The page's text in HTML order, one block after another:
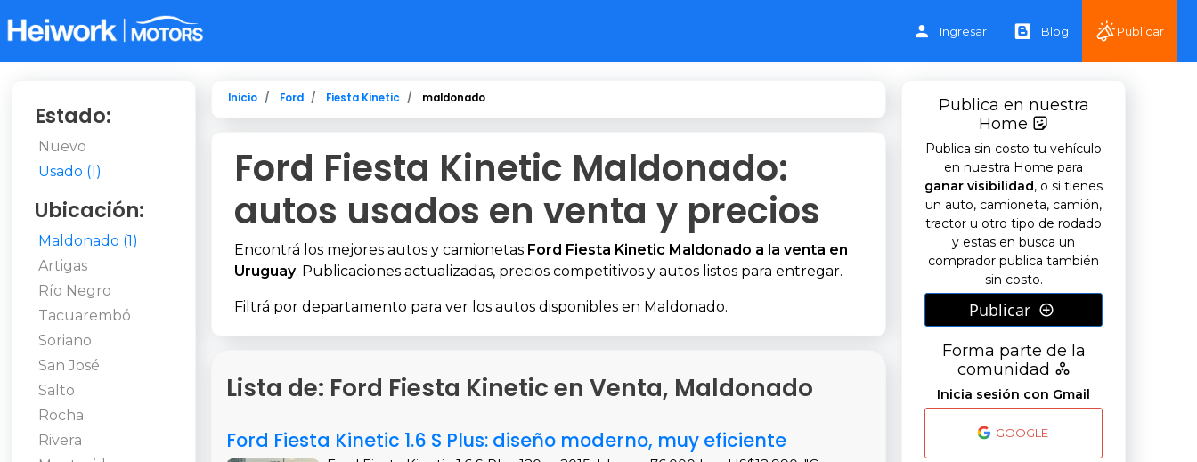
Ingresar Blog Publicar
Estado:
Nuevo
Usado (1)
Ubicación:
Maldonado (1)
Artigas
Río Negro
Tacuarembó
Soriano
San José
Salto
Rocha
Rivera
Inicio Ford Fiesta Kinetic maldonado
Ford Fiesta Kinetic Maldonado:
autos usados en venta y precios
Encontrá los mejores autos y camionetas Ford Fiesta Kinetic Maldonado a la venta en
Uruguay. Publicaciones actualizadas, precios competitivos y autos listos para entregar.
Filtrá por departamento para ver los autos disponibles en Maldonado.
Lista de: Ford Fiesta Kinetic en Venta, Maldonado
Ford Fiesta Kinetic 1.6 S Plus: diseño moderno, muy eficiente
Publica en nuestra
Home
Publica sin costo tu vehículo
en nuestra Home para
ganar visibilidad, o si tienes
un auto, camioneta, camión,
tractor u otro tipo de rodado
y estas en busca un
comprador publica también
sin costo.
Publicar
Forma parte de la
comunidad
Inicia sesión con Gmail
GOOGLE